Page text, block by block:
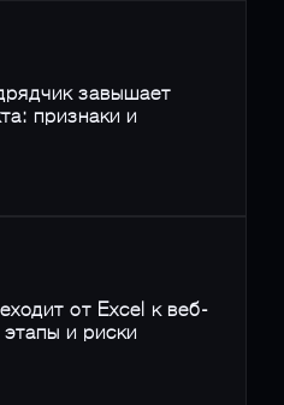
завышает
признаки и
от Excel к веб-
и риски